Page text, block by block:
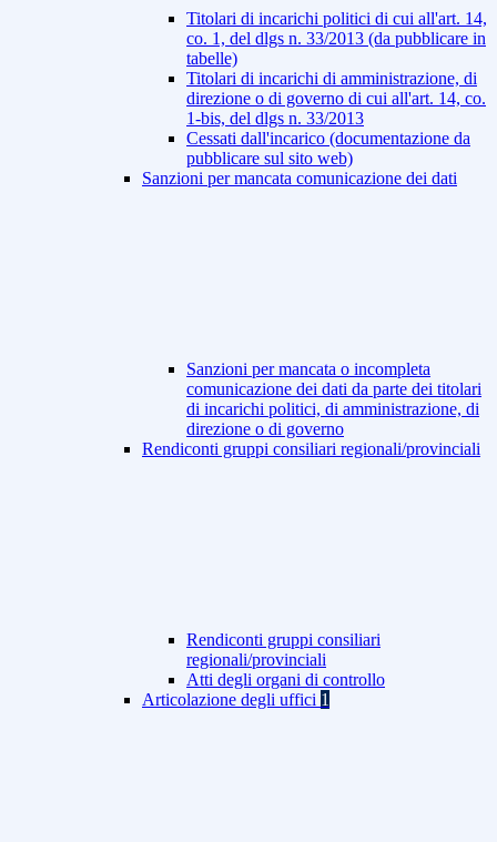
Titolari di incarichi politici di cui all'art. 14,
co. 1, del dlgs n. 33/2013 (da pubblicare in
tabelle)
Titolari di incarichi di amministrazione, di
direzione o di governo di cui all'art. 14, co.
1-bis, del dlgs n. 33/2013
Cessati dall'incarico (documentazione da
pubblicare sul sito web)
Sanzioni per mancata comunicazione dei dati
Sanzioni per mancata o incompleta
comunicazione dei dati da parte dei titolari
di incarichi politici, di amministrazione, di
direzione o di governo
Rendiconti gruppi consiliari regionali/provinciali
Rendiconti gruppi consiliari
regionali/provinciali
Atti degli organi di controllo
Articolazione degli uffici 1